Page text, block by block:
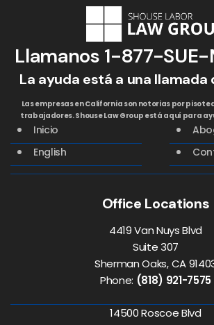
Llamanos 1-877-SUE-
La ayuda está a una llamada
Las empresas en California son notorias por
trabajadores. Shouse Law Group está aquí para
Inicio
English
Office Locations
4419 Van Nuys Blvd
Suite 307
Sherman Oaks, CA
Phone: (818) 921-7575
14500 Roscoe Blvd